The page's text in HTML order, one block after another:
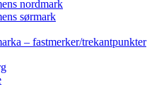
nordmark
sørmark
– fastmerker/trekantpunkter